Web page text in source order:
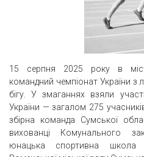
15 серпня 2025 року в
командний чемпіонат України з
бігу. У змаганнях взяли
України — загалом 275
збірна команда Сумської
вихованці Комунального
юнацька спортивна школа